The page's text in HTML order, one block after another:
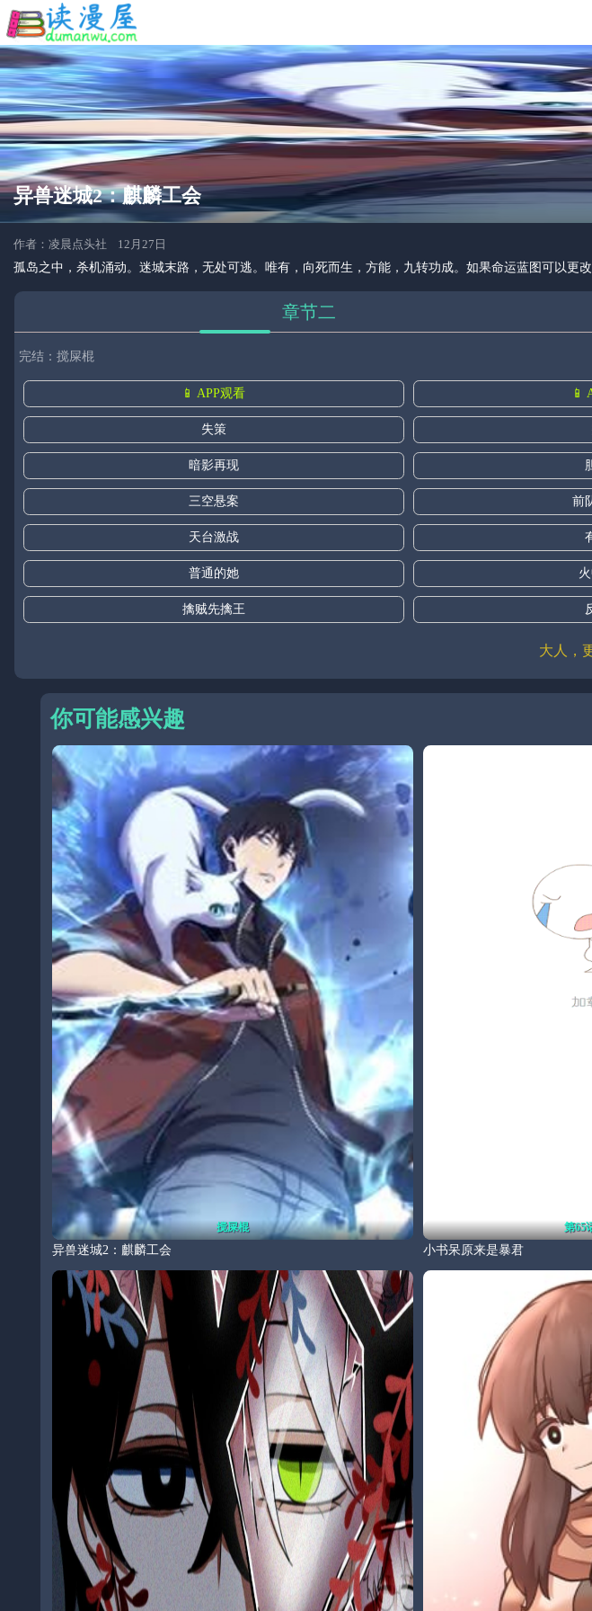
异兽迷城2：麒麟工会
作者：凌晨点头社 12月27日
孤岛之中，杀机涌动。迷城末路，无处可逃。唯有，向死而生，方能，九转功成。如果命运蓝图可以更
章节二
完结：搅屎棍
📱 APP观看 📱
失策
暗影再现
三空悬案 前
天台激战
普通的她
擒贼先擒王
大人，
你可能感兴趣
搅屎棍
异兽迷城2：麒麟工会
第65
小书呆原来是暴君